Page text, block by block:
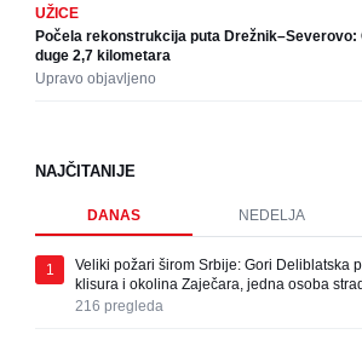
UŽICE
Počela rekonstrukcija puta Drežnik–Severovo:
duge 2,7 kilometara
Upravo objavljeno
NAJČITANIJE
DANAS NEDELJA
1
Veliki požari širom Srbije: Gori Deliblatska
klisura i okolina Zaječara, jedna osoba
216 pregleda